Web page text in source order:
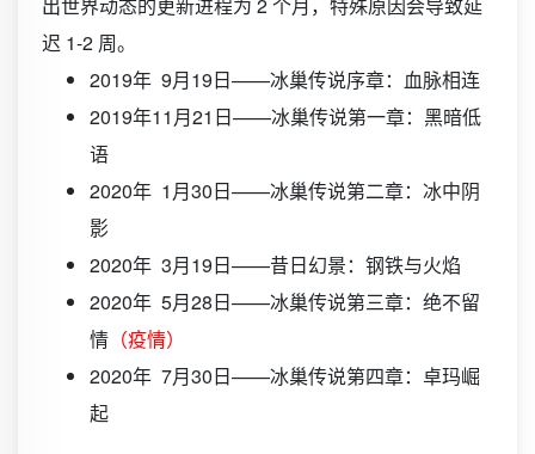
迟 1-2 周。
2019年 9月19日——冰巢传说序章：血脉相连
2019年11月21日——冰巢传说第一章：黑暗低
语
2020年 1月30日——冰巢传说第二章：冰中阴
影
2020年 3月19日——昔日幻景：钢铁与火焰
2020年 5月28日——冰巢传说第三章：绝不留
情 （疫情）
2020年 7月30日——冰巢传说第四章：卓玛崛
起